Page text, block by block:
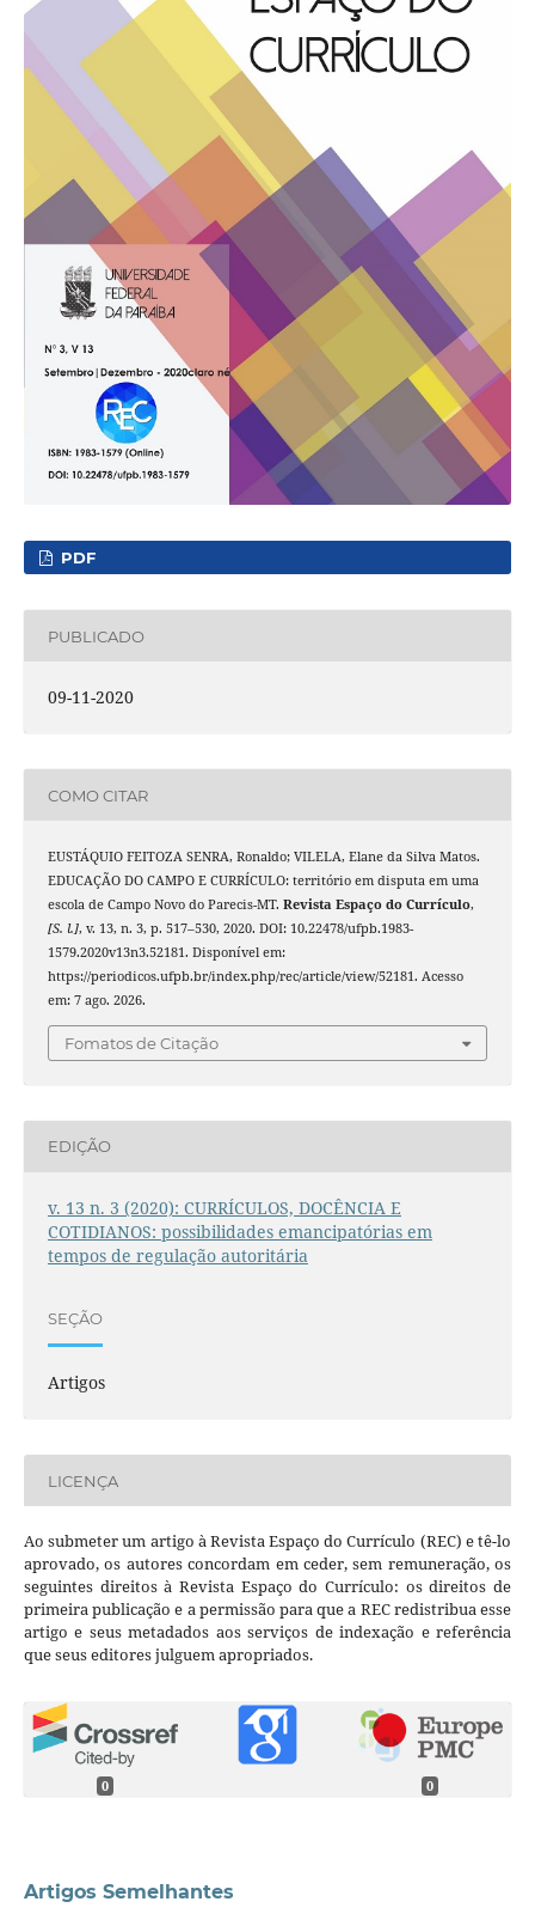
PDF
PUBLICADO
09-11-2020
COMO CITAR
EUSTÁQUIO FEITOZA SENRA, Ronaldo; VILELA, Elane da Silva Matos.
EDUCAÇÃO DO CAMPO E CURRÍCULO: território em disputa em uma
escola de Campo Novo do Parecis-MT. Revista Espaço do Currículo,
[S. l.], v. 13, n. 3, p. 517–530, 2020. DOI: 10.22478/ufpb.1983-
1579.2020v13n3.52181. Disponível em:
https://periodicos.ufpb.br/index.php/rec/article/view/52181. Acesso
em: 7 ago. 2026.
Fomatos de Citação
EDIÇÃO
v. 13 n. 3 (2020): CURRÍCULOS, DOCÊNCIA E
COTIDIANOS: possibilidades emancipatórias em
tempos de regulação autoritária
SEÇÃO
Artigos
LICENÇA
Ao submeter um artigo à Revista Espaço do Currículo (REC) e tê-lo
aprovado, os autores concordam em ceder, sem remuneração, os
seguintes direitos à Revista Espaço do Currículo: os direitos de
primeira publicação e a permissão para que a REC redistribua esse
artigo e seus metadados aos serviços de indexação e referência
que seus editores julguem apropriados.
0 0
Artigos Semelhantes